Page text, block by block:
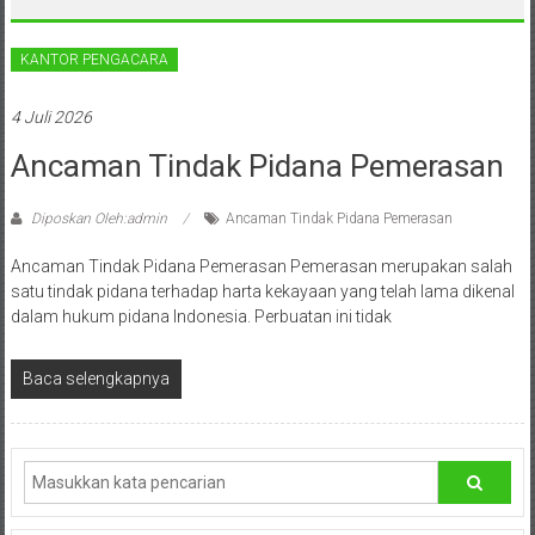
Bantul,
Wates,
Klaten,
Magelang,
Solo,
Semarang,
Jakarta,
Bali,
Surabaya,
Surakarta,
KANTOR PENGACARA
4 Juli 2026
Ancaman Tindak Pidana Pemerasan
Diposkan Oleh:admin Ancaman Tindak Pidana Pemerasan
Ancaman Tindak Pidana Pemerasan Pemerasan merupakan salah
satu tindak pidana terhadap harta kekayaan yang telah lama dikenal
dalam hukum pidana Indonesia. Perbuatan ini tidak
Baca selengkapnya